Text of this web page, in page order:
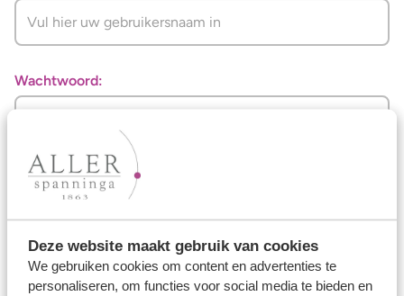
Deze website maakt gebruik van cookies
We gebruiken cookies om content en advertenties te
personaliseren, om functies voor social media te bieden en
Wachtwoord:
Inloggen
Nog geen gebruikersnaam en wachtwoord ontvangen?
Vraaghierje inloggegevens aan.